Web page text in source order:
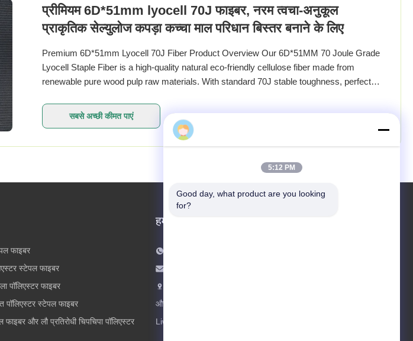
प्रीमियम 6D*51mm lyocell 70J फाइबर, नरम त्वचा-अनुकूल
प्राकृतिक सेल्युलोज कपड़ा कच्चा माल परिधान बिस्तर बनाने के लिए
Premium 6D*51mm Lyocell 70J Fiber Product Overview Our 6D*51MM 70 Joule Grade
Lyocell Staple Fiber is a high-quality natural eco-friendly cellulose fiber made from
renewable pure wood pulp raw materials. With standard 70J stable toughness, perfect
सबसे अच्छी कीमत पाएं
फाइबर
स्टेपल फाइबर
पॉलिएस्टर फाइबर
पॉलिएस्टर स्टेपल फाइबर
फाइबर और लौ प्रतिरोधी चिपचिपा पॉलिएस्टर
हमसे संपर्क करें
और व्यापार केंद्र, No. 165 Qiaozhong मध्य सड़क,
Liwan जिले, गुआंगज़ौ शहर, गुआंग्डोंग प्रांत, चीन।
5:12 PM
Good day, what product are you looking
for?